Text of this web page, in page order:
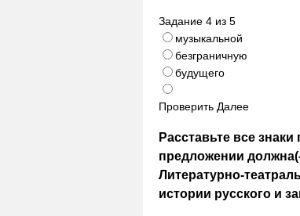
Задание 4 из 5
музыкальной
безграничную
будущего
Проверить Далее
Расставьте все
предложении
Литературно-
истории русского и